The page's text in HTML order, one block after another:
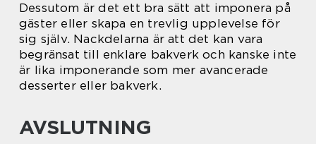
Dessutom är det ett bra sätt att imponera på
gäster eller skapa en trevlig upplevelse för
sig själv. Nackdelarna är att det kan vara
begränsat till enklare bakverk och kanske inte
är lika imponerande som mer avancerade
desserter eller bakverk.
AVSLUTNING